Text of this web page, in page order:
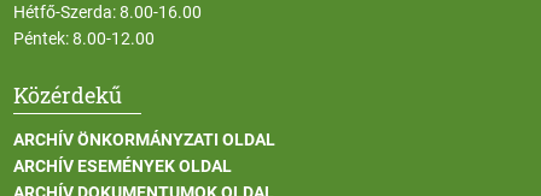
Hétfő-Szerda: 8.00-16.00
Péntek: 8.00-12.00
Közérdekű
ARCHÍV ÖNKORMÁNYZATI OLDAL
ARCHÍV ESEMÉNYEK OLDAL